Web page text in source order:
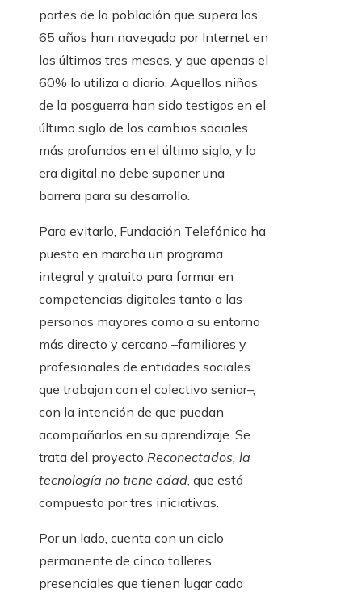
partes de la población que supera los
65 años han navegado por Internet en
los últimos tres meses, y que apenas el
60% lo utiliza a diario. Aquellos niños
de la posguerra han sido testigos en el
último siglo de los cambios sociales
más profundos en el último siglo, y la
era digital no debe suponer una
barrera para su desarrollo.
Para evitarlo, Fundación Telefónica ha
puesto en marcha un programa
integral y gratuito para formar en
competencias digitales tanto a las
personas mayores como a su entorno
más directo y cercano –familiares y
profesionales de entidades sociales
que trabajan con el colectivo senior–,
con la intención de que puedan
acompañarlos en su aprendizaje. Se
trata del proyecto Reconectados, la
tecnología no tiene edad, que está
compuesto por tres iniciativas.
Por un lado, cuenta con un ciclo
permanente de cinco talleres
presenciales que tienen lugar cada